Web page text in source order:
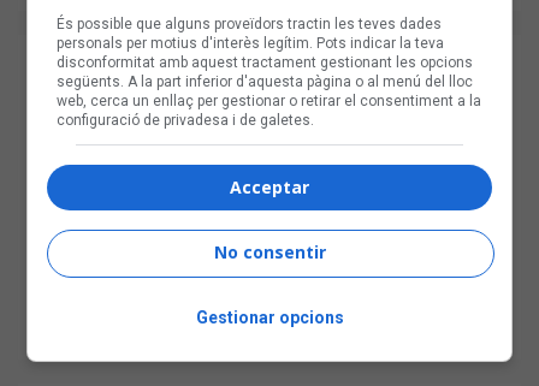
És possible que alguns proveïdors tractin les teves dades
personals per motius d'interès legítim. Pots indicar la teva
disconformitat amb aquest tractament gestionant les opcions
següents. A la part inferior d'aquesta pàgina o al menú del lloc
web, cerca un enllaç per gestionar o retirar el consentiment a la
configuració de privadesa i de galetes.
Acceptar
No consentir
Gestionar opcions